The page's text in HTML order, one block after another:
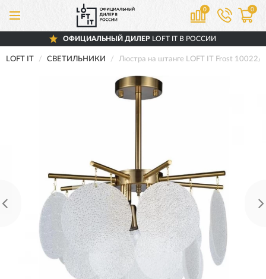
0 0
ОФИЦИАЛЬНЫЙ ДИЛЕРLOFT IT В РОССИИ
LOFT IT СВЕТИЛЬНИКИ Люстра на штанге LOFT IT Frost 10022/